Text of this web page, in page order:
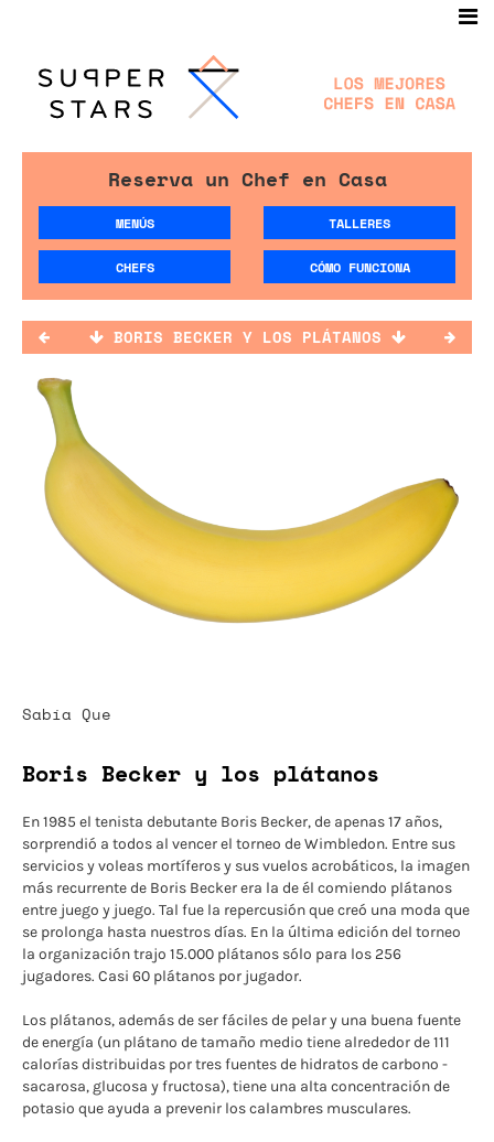
Reserva un Chef en Casa
MENÚS TALLERES
CHEFS CÓMO FUNCIONA
BORIS BECKER Y LOS PLÁTANOS
Sabía Que
Boris Becker y los plátanos
En 1985 el tenista debutante Boris Becker, de apenas 17 años,
sorprendió a todos al vencer el torneo de Wimbledon. Entre sus
servicios y voleas mortíferos y sus vuelos acrobáticos, la imagen
más recurrente de Boris Becker era la de él comiendo plátanos
entre juego y juego. Tal fue la repercusión que creó una moda que
se prolonga hasta nuestros días. En la última edición del torneo
la organización trajo 15.000 plátanos sólo para los 256
jugadores. Casi 60 plátanos por jugador.
Los plátanos, además de ser fáciles de pelar y una buena fuente
de energía (un plátano de tamaño medio tiene alrededor de 111
calorías distribuidas por tres fuentes de hidratos de carbono -
sacarosa, glucosa y fructosa), tiene una alta concentración de
potasio que ayuda a prevenir los calambres musculares.